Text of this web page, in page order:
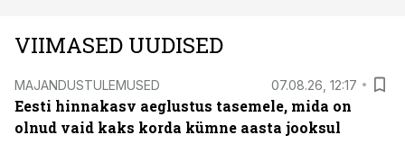
VIIMASED UUDISED
MAJANDUSTULEMUSED 07.08.26, 12:17
Eesti hinnakasv aeglustus tasemele, mida on
olnud vaid kaks korda kümne aasta jooksul